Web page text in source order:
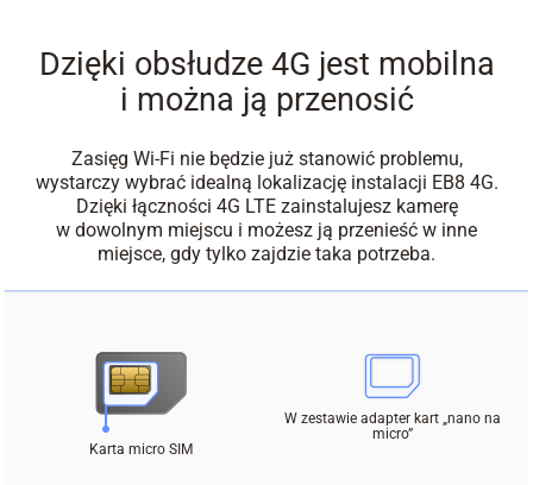
Dzięki obsłudze 4G jest mobilna
i można ją przenosić
Zasięg Wi-Fi nie będzie już stanowić problemu,
wystarczy wybrać idealną lokalizację instalacji EB8 4G.
Dzięki łączności 4G LTE zainstalujesz kamerę
w dowolnym miejscu i możesz ją przenieść w inne
miejsce, gdy tylko zajdzie taka potrzeba.
Karta micro SIM
W zestawie adapter kart „nano na
micro”